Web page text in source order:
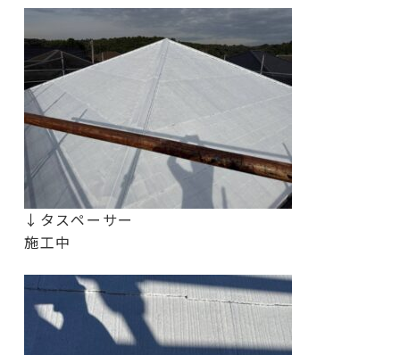
↓タスペーサー
施工中